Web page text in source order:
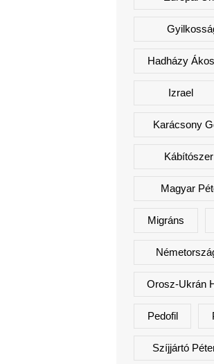
Hadházy Ákos
Izrael
Karácsony
Kábítószer
Magyar
Migráns
Orosz-Ukrán
Pedofil
Szíjjártó